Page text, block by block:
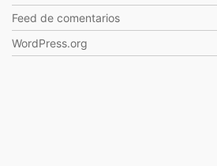
Feed de comentarios
WordPress.org